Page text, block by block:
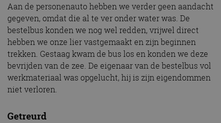
Aan de personenauto hebben we verder geen aandacht
gegeven, omdat die al te ver onder water was. De
bestelbus konden we nog wel redden, vrijwel direct
hebben we onze lier vastgemaakt en zijn beginnen
trekken. Gestaag kwam de bus los en konden we deze
bevrijden van de zee. De eigenaar van de bestelbus vol
werkmateriaal was opgelucht, hij is zijn eigendommen
niet verloren.
Getreurd